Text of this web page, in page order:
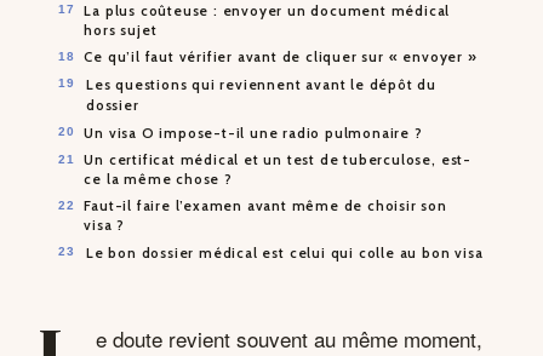
La plus coûteuse : envoyer un document médical
hors sujet
Ce qu’il faut vérifier avant de cliquer sur « envoyer »
Les questions qui reviennent avant le dépôt du
dossier
Un visa O impose-t-il une radio pulmonaire ?
Un certificat médical et un test de tuberculose, est-
ce la même chose ?
Faut-il faire l’examen avant même de choisir son
visa ?
Le bon dossier médical est celui qui colle au bon visa
e doute revient souvent au même moment,